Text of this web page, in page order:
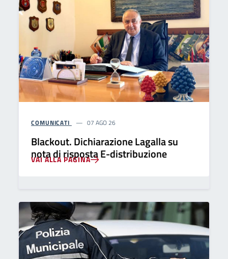
COMUNICATI 07 AGO 26
Blackout. Dichiarazione Lagalla su
nota di risposta E-distribuzione
VAI ALLA PAGINA